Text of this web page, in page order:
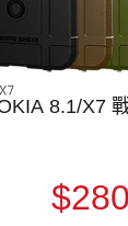
8.1/X7
$280